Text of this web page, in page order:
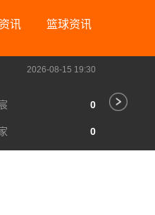
讯 篮球资讯
2026-08-15 19:30
0
0